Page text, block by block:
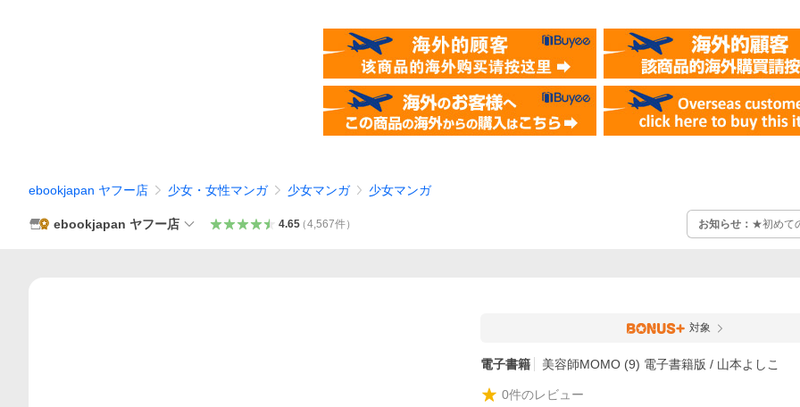
ebookjapan ヤフー店 少女・女性マンガ 少女マンガ 少女マンガ
ebookjapan ヤフー店 4.65（4,567件） お知らせ： ★初めて
対象
電子書籍 美容師MOMO (9) 電子書籍版 / 山本よしこ
0件のレビュー